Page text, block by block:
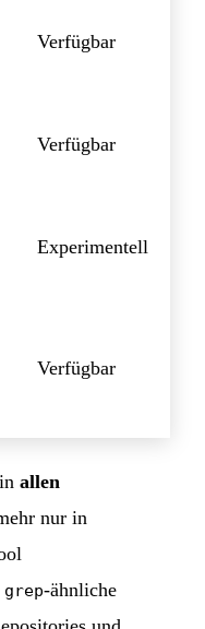
Verfügbar
Verfügbar
Experimentell
Verfügbar
allen
nur in
grep-ähnliche